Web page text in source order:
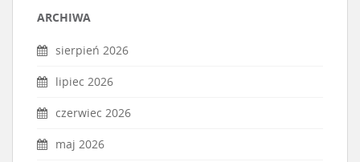
ARCHIWA
sierpień 2026
lipiec 2026
czerwiec 2026
maj 2026